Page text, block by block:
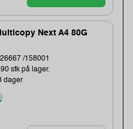
Next A4 80G
/158001
stk på lager.
dager